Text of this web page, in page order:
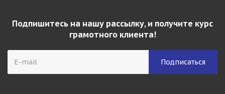
Подпишитесь на нашу рассылку, и получите курс
грамотного клиента!